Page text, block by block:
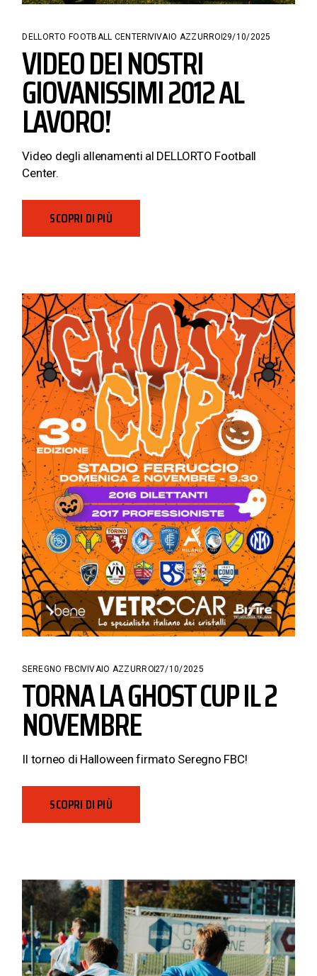
DELLORTO FOOTBALL CENTERVIVAIO AZZURRO 29/10/2025
VIDEO DEI NOSTRI
GIOVANISSIMI 2012 AL
LAVORO!
Video degli allenamenti al DELLORTO Football
Center.
SCOPRI DI PIÙ
SEREGNO FBCVIVAIO AZZURRO27/10/2025
TORNA LA GHOST CUP IL 2
NOVEMBRE
Il torneo di Halloween firmato Seregno FBC!
SCOPRI DI PIÙ